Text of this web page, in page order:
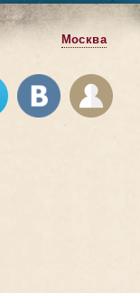
Москва